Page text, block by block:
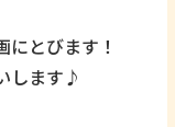
とびます！
します♪